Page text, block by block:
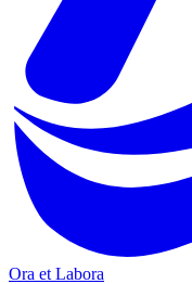
Ora et Labora